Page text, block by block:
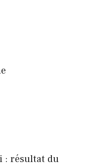
: résultat du